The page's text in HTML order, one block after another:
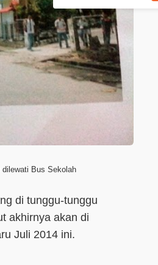
Bus Sekolah
di tunggu-tunggu
akhirnya akan di
Juli 2014 ini.